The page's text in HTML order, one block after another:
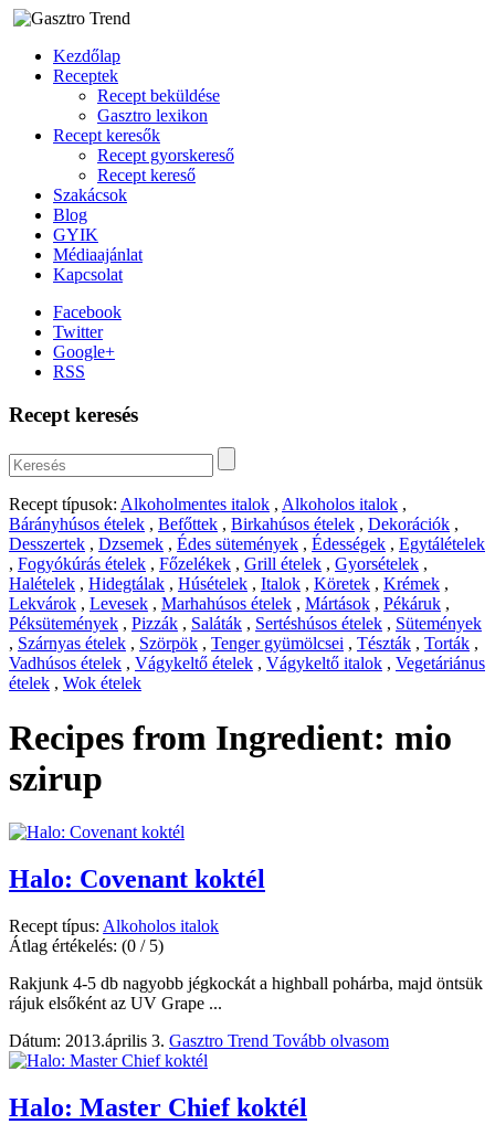
Kezdőlap
Receptek
Recept beküldése
Gasztro lexikon
Recept keresők
Recept gyorskereső
Recept kereső
Szakácsok
Blog
GYIK
Médiaajánlat
Kapcsolat
Facebook
Twitter
Google+
RSS
Recept keresés
Recept típusok: Alkoholmentes italok , Alkoholos italok ,
Bárányhúsos ételek , Befőttek , Birkahúsos ételek , Dekorációk ,
Desszertek , Dzsemek , Édes sütemények , Édességek , Egytálételek
, Fogyókúrás ételek , Főzelékek , Grill ételek , Gyorsételek ,
Halételek , Hidegtálak , Húsételek , Italok , Köretek , Krémek ,
Lekvárok , Levesek , Marhahúsos ételek , Mártások , Pékáruk ,
Péksütemények , Pizzák , Saláták , Sertéshúsos ételek , Sütemények
, Szárnyas ételek , Szörpök , Tenger gyümölcsei , Tészták , Torták ,
Vadhúsos ételek , Vágykeltő ételek , Vágykeltő italok , Vegetáriánus
ételek , Wok ételek
Recipes from Ingredient: mio
szirup
Halo: Covenant koktél
Recept típus: Alkoholos italok
Átlag értékelés: (0 / 5)
Rakjunk 4-5 db nagyobb jégkockát a highball pohárba, majd öntsük
rájuk elsőként az UV Grape ...
Dátum: 2013.április 3. Gasztro Trend Tovább olvasom
Halo: Master Chief koktél